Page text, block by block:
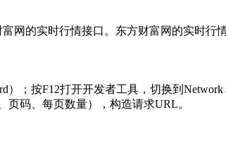
的实时行情接口。东方财富网的实时行
）；按F12打开开发者工具，切换到
页码、每页数量），构造请求URL。